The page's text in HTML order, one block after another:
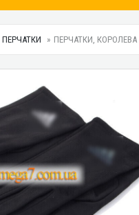
ПЕРЧАТКИ ПЕРЧАТКИ, КОРОЛЕВА